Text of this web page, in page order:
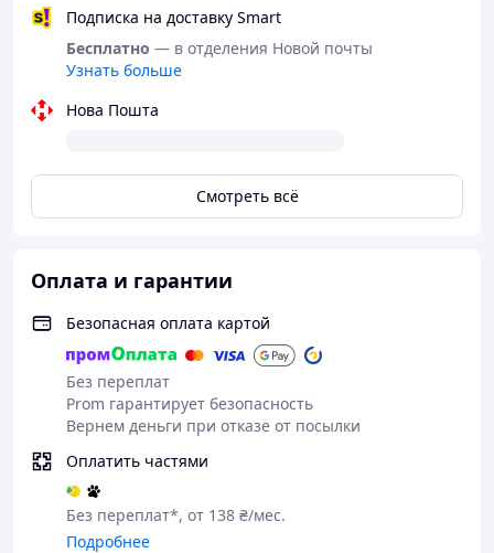
Подписка на доставку Smart
Бесплатно — в отделения Новой почты
Узнать больше
Нова Пошта
Смотреть всё
Оплата и гарантии
Безопасная оплата картой
Без переплат
Prom гарантирует безопасность
Вернем деньги при отказе от посылки
Оплатить частями
Без переплат*, от 138 ₴/мес.
Подробнее